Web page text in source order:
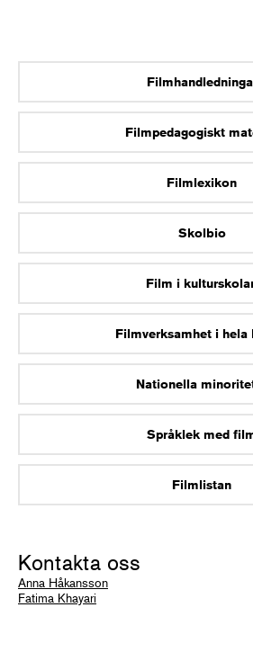
Filmpedagogiskt
Filmlexikon
Skolbio
Film i
Filmverksamhet i hela
Nationella
Språklek med
Filmlistan
Kontakta oss
Anna Håkansson
Fatima Khayari